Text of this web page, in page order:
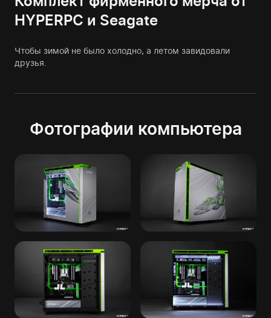
HYPERPC и Seagate
Чтобы зимой не было холодно, а летом завидовали
друзья.
Фотографии компьютера